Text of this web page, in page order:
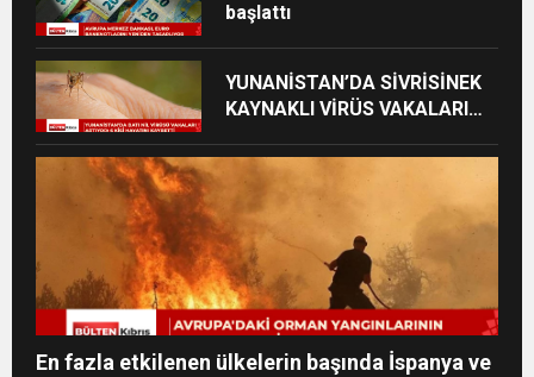
başlattı
YUNANİSTAN’DA SİVRİSİNEK
KAYNAKLI VİRÜS VAKALARI
En fazla etkilenen ülkelerin başında İspanya ve